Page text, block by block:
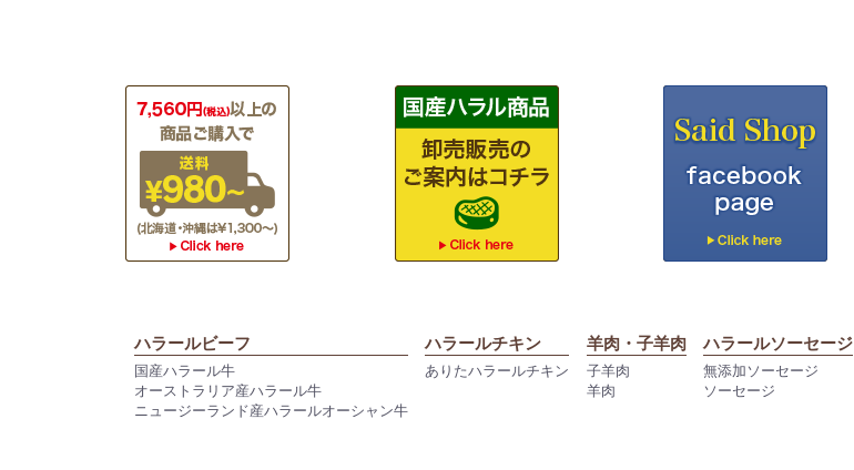
ハラールビーフ
国産ハラール牛
オーストラリア産ハラール牛
ニュージーランド産ハラールオーシャン牛
ハラールチキン
ありたハラールチキン
羊肉・子羊肉
子羊肉
羊肉
ハラールソーセージ
無添加ソーセージ
ソーセージ